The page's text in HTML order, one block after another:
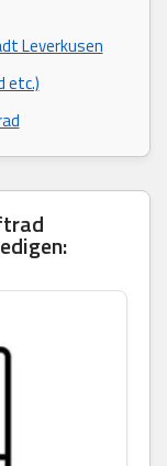
Leverkusen
etc.)